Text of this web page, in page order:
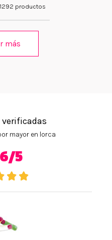
productos
más
mayor en lorca
5